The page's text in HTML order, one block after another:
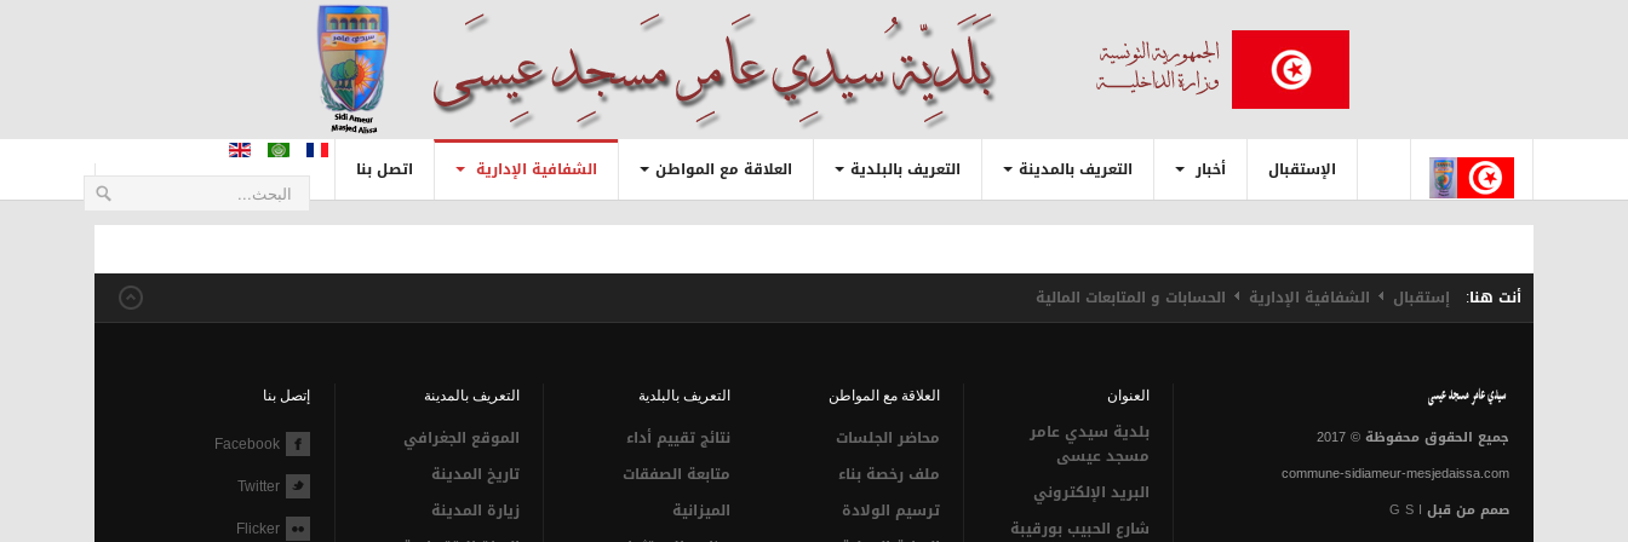
الإستقبال أخبار التعريف بالمدينة التعريف بالبلدية العلاقة مع المواطن الشفافية الإدارية اتصل بنا
أنت هنا: إستقبال الشفافية الإدارية الحسابات و المتابعات المالية
جميع الحقوق محفوظة © 2017
commune-sidiameur-mesjedaissa.com
صمم من قبل
العنوان
بلدية سيدي عامر
مسجد عيسى‎
البريد الإلكتروني
شارع الحبيب بورقيبة
العلاقة مع المواطن
محاضر الجلسات
ملف رخصة بناء
ترسيم الولادة
التعريف بالبلدية
نتائج تقييم أداء
متابعة الصفقات
الميزانية
التعريف بالمدينة
الموقع الجغرافي
تاريخ المدينة
زيارة المدينة
إتصل بنا
Facebook
Twitter
Flicker